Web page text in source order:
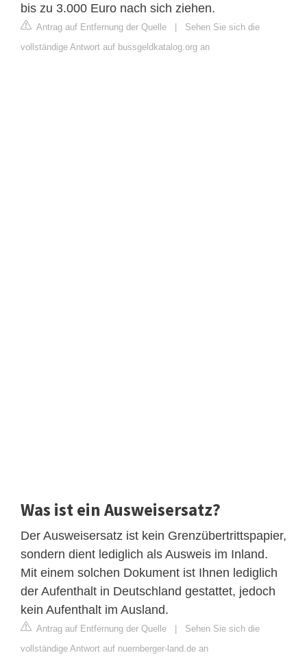
bis zu 3.000 Euro nach sich ziehen.
Antrag auf Entfernung der Quelle | Sehen Sie sich die
vollständige Antwort auf bussgeldkatalog.org an
Was ist ein Ausweisersatz?
Der Ausweisersatz ist kein Grenzübertrittspapier,
sondern dient lediglich als Ausweis im Inland.
Mit einem solchen Dokument ist Ihnen lediglich
der Aufenthalt in Deutschland gestattet, jedoch
kein Aufenthalt im Ausland.
Antrag auf Entfernung der Quelle | Sehen Sie sich die
vollständige Antwort auf nuernberger-land.de an